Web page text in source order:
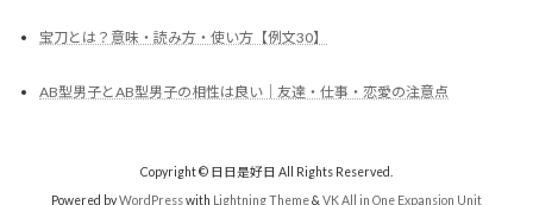
宝刀とは？意味・読み方・使い方【例文30】
AB型男子とAB型男子の相性は良い｜友達・仕事・恋愛の注意点
Copyright © 日日是好日 All Rights Reserved.
Powered byWordPresswith Lightning Theme& VK All in One Expansion Unit